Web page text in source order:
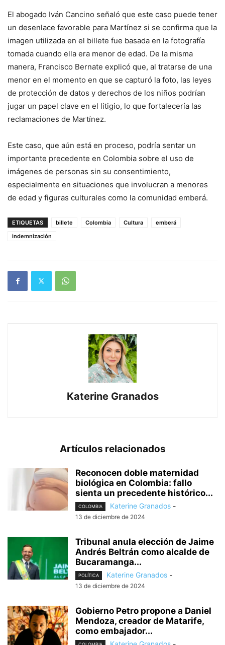
El abogado Iván Cancino señaló que este caso puede tener
un desenlace favorable para Martínez si se confirma que la
imagen utilizada en el billete fue basada en la fotografía
tomada cuando ella era menor de edad. De la misma
manera, Francisco Bernate explicó que, al tratarse de una
menor en el momento en que se capturó la foto, las leyes
de protección de datos y derechos de los niños podrían
jugar un papel clave en el litigio, lo que fortalecería las
reclamaciones de Martínez.
Este caso, que aún está en proceso, podría sentar un
importante precedente en Colombia sobre el uso de
imágenes de personas sin su consentimiento,
especialmente en situaciones que involucran a menores
de edad y figuras culturales como la comunidad emberá.
ETIQUETAS billete Colombia Cultura
emberá
indemnización
Katerine Granados
Artículos relacionados
Reconocen doble maternidad
biológica en Colombia: fallo
sienta un precedente histórico...
COLOMBIA Katerine Granados -
13 de diciembre de 2024
Tribunal anula elección de Jaime
Andrés Beltrán como alcalde de
Bucaramanga...
POLÍTICA Katerine Granados -
13 de diciembre de 2024
Gobierno Petro propone a Daniel
Mendoza, creador de Matarife,
como embajador...